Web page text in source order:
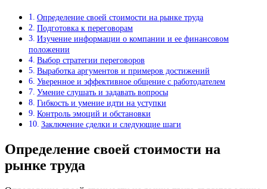
Определение своей стоимости на рынке труда
Подготовка к переговорам
Изучение информации о компании и ее финансовом
положении
Выбор стратегии переговоров
Выработка аргументов и примеров достижений
Уверенное и эффективное общение с работодателем
Умение слушать и задавать вопросы
Гибкость и умение идти на уступки
Контроль эмоций и обстановки
Заключение сделки и следующие шаги
Определение своей стоимости на
рынке труда